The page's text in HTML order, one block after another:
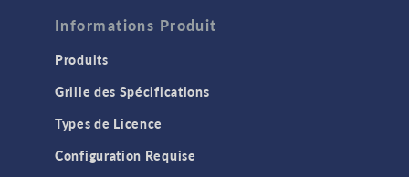
Informations Produit
Produits
Grille des Spécifications
Types de Licence
Configuration Requise